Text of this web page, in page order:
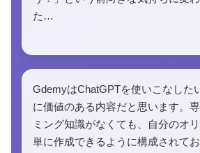
た…
GdemyはChatGPTを使いこなした
に価値のある内容だと思います。
ミング知識がなくても、自分のオ
単に作成できるように構成されて